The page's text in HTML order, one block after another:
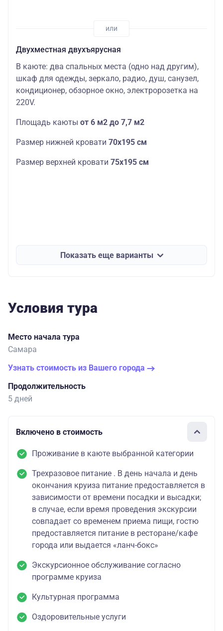
Двухместная двухъярусная
В каюте: два спальных места (одно над другим),
шкаф для одежды, зеркало, радио, душ, санузел,
кондиционер, обзорное окно, электророзетка на
220V.
Площадь каюты от 6 м2 до 7,7 м2
Размер нижней кровати 70х195 см
Размер верхней кровати 75х195 см
Показать еще варианты
Условия тура
Место начала тура
Самара
Узнать стоимость из Вашего города
Продолжительность
5 дней
Включено в стоимость
Проживание в каюте выбранной категории
Трехразовое питание . В день начала и день
окончания круиза питание предоставляется в
зависимости от времени посадки и высадки;
в случае, если время проведения экскурсии
совпадает со временем приема пищи, гостю
предоставляется питание в ресторане/кафе
города или выдается «ланч-бокс»
Экскурсионное обслуживание согласно
программе круиза
Культурная программа
Оздоровительные услуги